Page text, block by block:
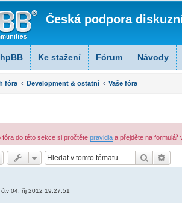
Česká podpora
Ke stažení Fórum Návody
fóra Development & ostatní Vaše fóra
fóra do této sekce si pročtěte pravidla a přejděte na formulář
Hledat
čtv 04. říj 2012 19:27:51